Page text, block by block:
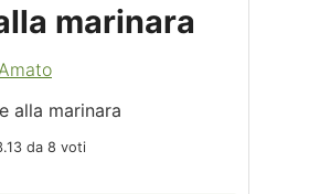
marinara
alla marinara
da 8 voti